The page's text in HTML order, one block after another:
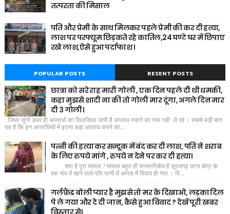
तत्परता की मिसाल
पति और प्रेमी के साथ मिलकर पहले प्रेमी की कर दी हत्या,
लाश पर परफ्यूम छिड़कते रहे कातिल,24 घण्टे घर में छिपाए
रखे लाश,ऐसे हुआ पर्दाफाश ।
POPULAR POSTS RESENT POSTS
छात्रा को सरे राह मारी गोली , एक दिन पहले दी थी धमकी,
कहा मुझसे शादी ना की तो गोली मार दूंगा, अगले दिन मार
दी 3 गोली।
जिधर सुनो उधर ही अपराधों का सिलसिला जारी है अपराध रुकने का नाम नही ले रहे । सबसे बड़ी बात
यह है कि इन अपराधियों में इतना बड़ा अपराध करने का...
पत्नी की हत्या कर सन्दूक में बंद कर दी लाश, पति ने शराब
के लिए रुपये मांगे , रुपये न देने पर कर दी हत्या।
क्या है पूरा मामला ? मामला बहुत ही सनसनीखेज है सूरजगढ़ थाना क्षेत्र के
एक गांव में रहने वाले पति पत्नी में आपस में विवाद हो गया । वि...
गर्लफ्रैंड बोली प्यार है मुझसे तो मर के दिखाओ, लड़का दिल
पे ले गया और दे दी जान, कैसे हुआ विवाद ? देखें पूरी खबर